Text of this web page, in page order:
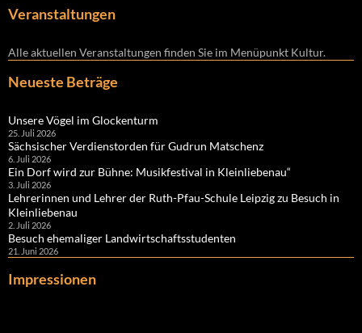
Veranstaltungen
Alle aktuellen Veranstaltungen finden Sie im Menüpunkt Kultur.
Neueste Beträge
Unsere Vögel im Glockenturm
25. Juli 2026
Sächsischer Verdienstorden für Gudrun Matschenz
6. Juli 2026
Ein Dorf wird zur Bühne: Musikfestival in Kleinliebenau“
3. Juli 2026
Lehrerinnen und Lehrer der Ruth-Pfau-Schule Leipzig zu Besuch in
Kleinliebenau
2. Juli 2026
Besuch ehemaliger Landwirtschaftsstudenten
21. Juni 2026
Impressionen